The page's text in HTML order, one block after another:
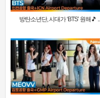
방탄소년단, 시대가 ‘BTS’ 원해🎵 ..